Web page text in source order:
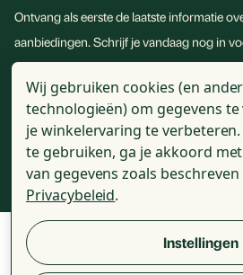
Ontvang als eerste de laatste informatie
aanbiedingen. Schrijf je vandaag nog in
E-
mailadres
© 2026 - Golden Naturals - Alle
Wij gebruiken cookies (en
technologieën) om gegevens
je winkelervaring te verbeteren.
te gebruiken, ga je akkoord
van gegevens zoals beschreven
Privacybeleid.
Instellingen